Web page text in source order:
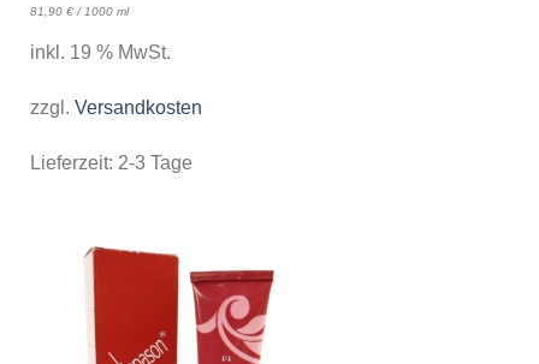
81,90 €/1000 ml
inkl. 19 % MwSt.
zzgl. Versandkosten
Lieferzeit: 2-3 Tage